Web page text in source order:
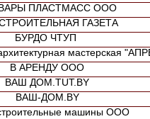
ПЛАСТМАСС ООО
ГАЗЕТА
БУРДО ЧТУП
мастерская
В АРЕНДУ ООО
ВАШ ДОМ.TUT.BY
ВАШ-ДОМ.BY
машины ООО